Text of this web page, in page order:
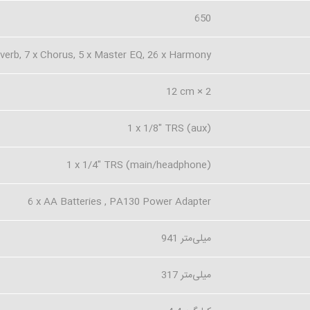
650
7 x Chorus, 5 x Master EQ, 26 x Harmony
12 cm × 2
1 x 1/8" TRS (aux)
1 x 1/4" TRS (main/headphone)
6 x AA Batteries , PA130 Power Adapter
941 میلی‌متر
317 میلی‌متر